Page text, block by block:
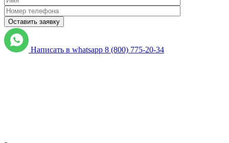
Please
leave
this
Написать в whatsapp 8 (800) 775-20-34